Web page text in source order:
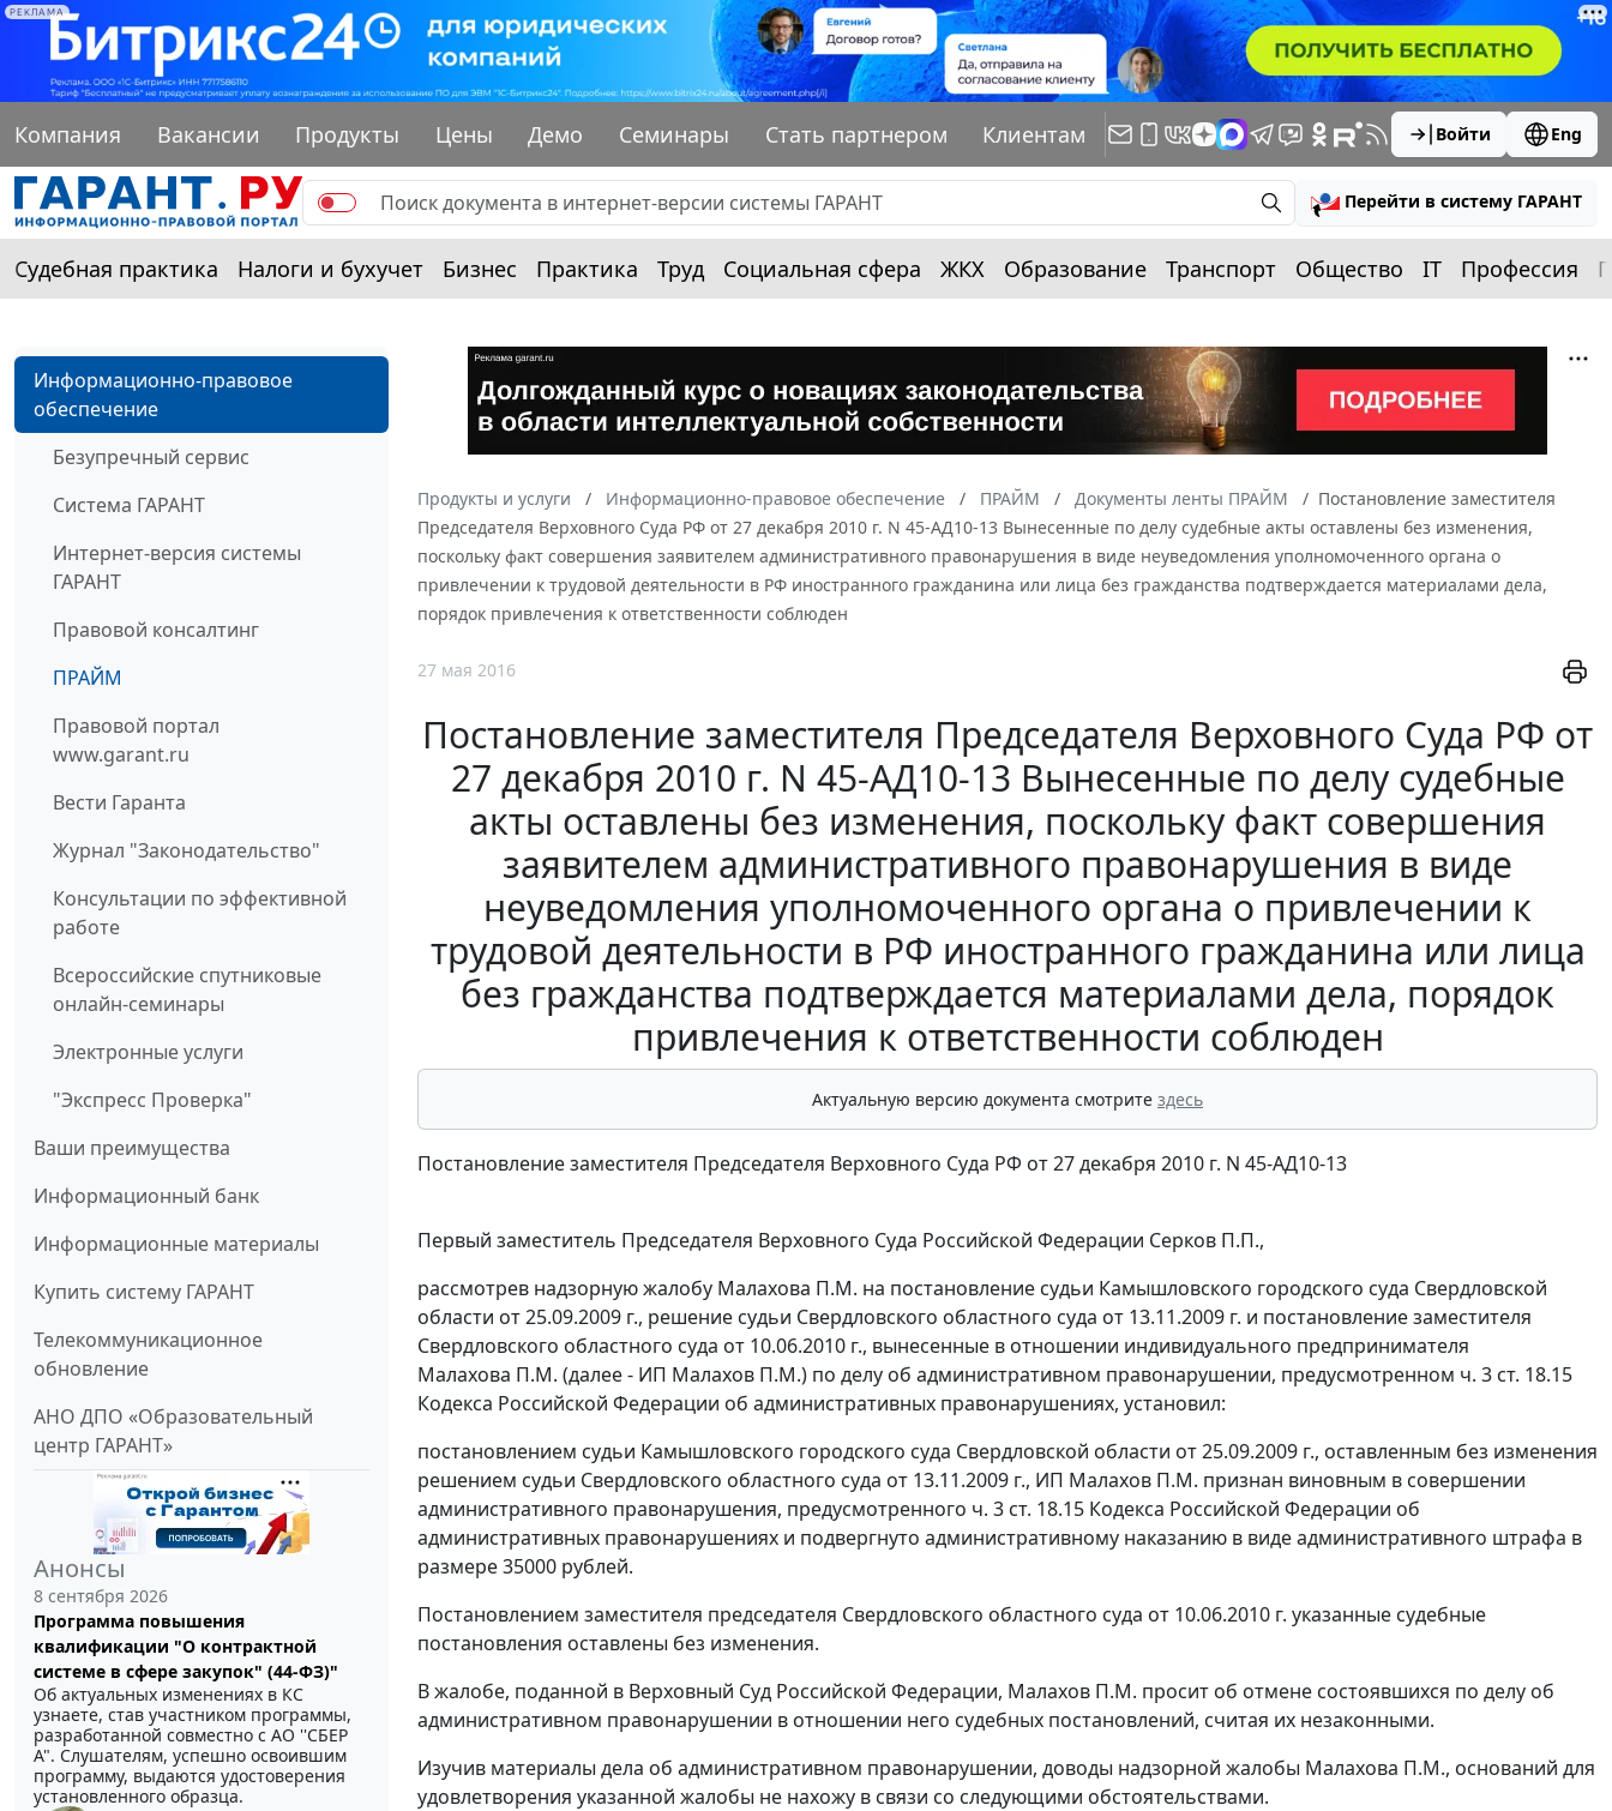
РЕКЛАМА
Компания Вакансии Продукты Цены Демо Семинары Стать партнером Клиентам Войти Eng
Перейти в систему ГАРАНТ
Судебная практика Налоги и бухучет Бизнес Практика Труд Социальная сфера ЖКХ Образование Транспорт Общество IT Профессия
Информационно-правовое
обеспечение
Безупречный сервис
Система ГАРАНТ
Интернет-версия системы
ГАРАНТ
Правовой консалтинг
ПРАЙМ
Правовой портал
www.garant.ru
Вести Гаранта
Журнал "Законодательство"
Консультации по эффективной
работе
Всероссийские спутниковые
онлайн-семинары
Электронные услуги
"Экспресс Проверка"
Ваши преимущества
Информационный банк
Информационные материалы
Купить систему ГАРАНТ
Телекоммуникационное
обновление
АНО ДПО «Образовательный
центр ГАРАНТ»
Анонсы
8 сентября 2026
Программа повышения
квалификации "О контрактной
системе в сфере закупок" (44-ФЗ)"
Об актуальных изменениях в КС
узнаете, став участником программы,
разработанной совместно с АО ''СБЕР
А". Слушателям, успешно освоившим
программу, выдаются удостоверения
установленного образца.
Продукты и услуги Информационно-правовое обеспечение ПРАЙМ Документы ленты ПРАЙМ
Постановление заместителя
Председателя Верховного Суда РФ от 27 декабря 2010 г. N 45-АД10-13 Вынесенные по делу судебные акты оставлены без изменения,
поскольку факт совершения заявителем административного правонарушения в виде неуведомления уполномоченного органа о
привлечении к трудовой деятельности в РФ иностранного гражданина или лица без гражданства подтверждается материалами дела,
порядок привлечения к ответственности соблюден
27 мая 2016
Постановление заместителя Председателя Верховного Суда РФ от
27 декабря 2010 г. N 45-АД10-13 Вынесенные по делу судебные
акты оставлены без изменения, поскольку факт совершения
заявителем административного правонарушения в виде
неуведомления уполномоченного органа о привлечении к
трудовой деятельности в РФ иностранного гражданина или лица
без гражданства подтверждается материалами дела, порядок
привлечения к ответственности соблюден
Актуальную версию документа смотрите здесь
Постановление заместителя Председателя Верховного Суда РФ от 27 декабря 2010 г. N 45-АД10-13
Первый заместитель Председателя Верховного Суда Российской Федерации Серков П.П.,
рассмотрев надзорную жалобу Малахова П.М. на постановление судьи Камышловского городского суда Свердловской
области от 25.09.2009 г., решение судьи Свердловского областного суда от 13.11.2009 г. и постановление заместителя
Свердловского областного суда от 10.06.2010 г., вынесенные в отношении индивидуального предпринимателя
Малахова П.М. (далее - ИП Малахов П.М.) по делу об административном правонарушении, предусмотренном ч. 3 ст. 18.15
Кодекса Российской Федерации об административных правонарушениях, установил:
постановлением судьи Камышловского городского суда Свердловской области от 25.09.2009 г., оставленным без изменения
решением судьи Свердловского областного суда от 13.11.2009 г., ИП Малахов П.М. признан виновным в совершении
административного правонарушения, предусмотренного ч. 3 ст. 18.15 Кодекса Российской Федерации об
административных правонарушениях и подвергнуто административному наказанию в виде административного штрафа в
размере 35000 рублей.
Постановлением заместителя председателя Свердловского областного суда от 10.06.2010 г. указанные судебные
постановления оставлены без изменения.
В жалобе, поданной в Верховный Суд Российской Федерации, Малахов П.М. просит об отмене состоявшихся по делу об
административном правонарушении в отношении него судебных постановлений, считая их незаконными.
Изучив материалы дела об административном правонарушении, доводы надзорной жалобы Малахова П.М., оснований для
удовлетворения указанной жалобы не нахожу в связи со следующими обстоятельствами.